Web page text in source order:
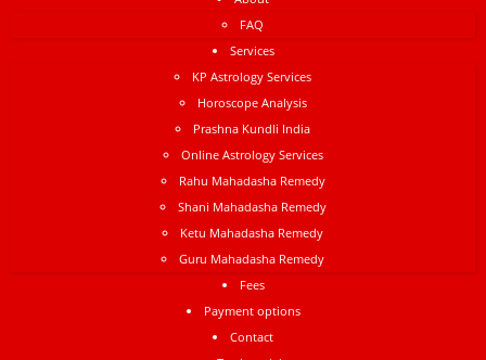
FAQ
Services
KP Astrology Services
Horoscope Analysis
Prashna Kundli India
Online Astrology Services
Rahu Mahadasha Remedy
Shani Mahadasha Remedy
Ketu Mahadasha Remedy
Guru Mahadasha Remedy
Fees
Payment options
Contact